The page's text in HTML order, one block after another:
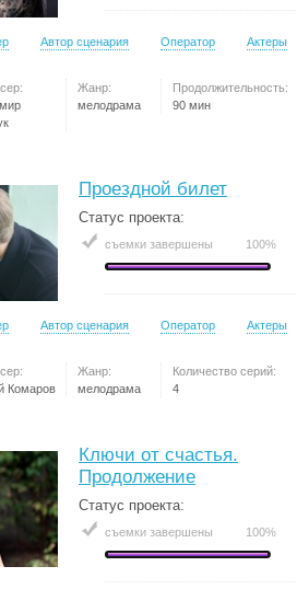
Автор сценария Оператор Актеры
Жанр:
мелодрама
Продолжительность:
90 мин
Проездной билет
Статус проекта:
съемки завершены 100%
Автор сценария Оператор Актеры
Комаров
Жанр:
мелодрама
Количество серий:
4
Ключи от счастья.
Продолжение
Статус проекта:
съемки завершены 100%